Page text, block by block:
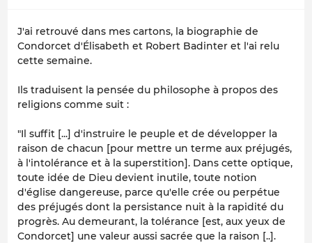
J'ai retrouvé dans mes cartons, la biographie de
Condorcet d'Élisabeth et Robert Badinter et l'ai relu
cette semaine.
Ils traduisent la pensée du philosophe à propos des
religions comme suit :
"Il suffit [...] d'instruire le peuple et de développer la
raison de chacun [pour mettre un terme aux préjugés,
à l'intolérance et à la superstition]. Dans cette optique,
toute idée de Dieu devient inutile, toute notion
d'église dangereuse, parce qu'elle crée ou perpétue
des préjugés dont la persistance nuit à la rapidité du
progrès. Au demeurant, la tolérance [est, aux yeux de
Condorcet] une valeur aussi sacrée que la raison [..].